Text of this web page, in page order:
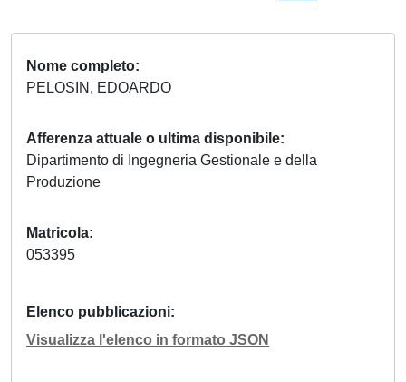
Nome completo
PELOSIN, EDOARDO
Afferenza attuale o ultima disponibile
Dipartimento di Ingegneria Gestionale e della
Produzione
Matricola
053395
Elenco pubblicazioni
Visualizza l'elenco in formato JSON